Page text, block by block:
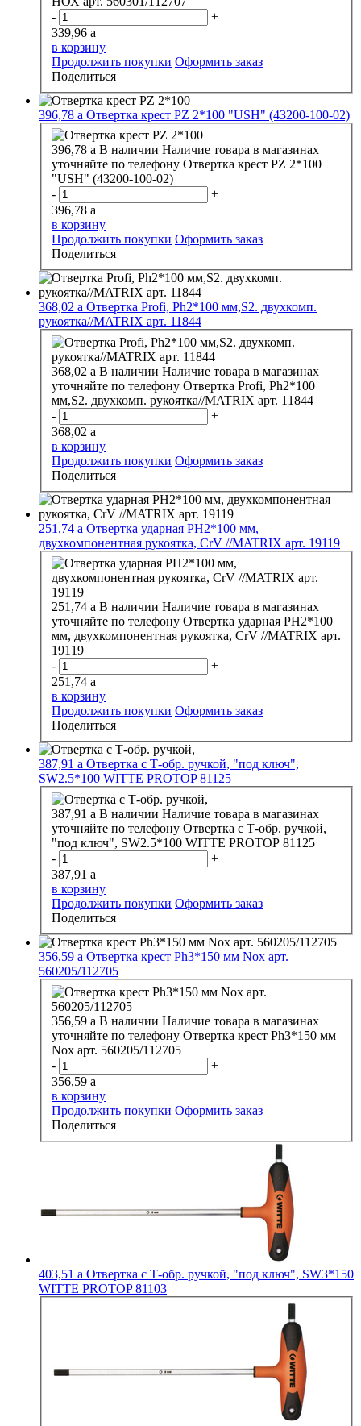
-
+
339,96 a
в корзину
Продолжить покупки Оформить заказ
Поделиться
396,78 a Отвертка крест РZ 2*100 "USH" (43200-100-02)
396,78 a В наличии Наличие товара в магазинах
уточняйте по телефону Отвертка крест РZ 2*100
"USH" (43200-100-02)
-
+
396,78 a
в корзину
Продолжить покупки Оформить заказ
Поделиться
368,02 a Отвертка Profi, Ph2*100 мм,S2. двухкомп.
рукоятка//MATRIX арт. 11844
368,02 a В наличии Наличие товара в магазинах
уточняйте по телефону Отвертка Profi, Ph2*100
мм,S2. двухкомп. рукоятка//MATRIX арт. 11844
-
+
368,02 a
в корзину
Продолжить покупки Оформить заказ
Поделиться
251,74 a Отвертка ударная PH2*100 мм,
двухкомпонентная рукоятка, CrV //MATRIX арт. 19119
251,74 a В наличии Наличие товара в магазинах
уточняйте по телефону Отвертка ударная PH2*100
мм, двухкомпонентная рукоятка, CrV //MATRIX арт.
19119
-
+
251,74 a
в корзину
Продолжить покупки Оформить заказ
Поделиться
387,91 a Отвертка с Т-обр. ручкой, "под ключ",
SW2.5*100 WITTE PROTOP 81125
387,91 a В наличии Наличие товара в магазинах
уточняйте по телефону Отвертка с Т-обр. ручкой,
"под ключ", SW2.5*100 WITTE PROTOP 81125
-
+
387,91 a
в корзину
Продолжить покупки Оформить заказ
Поделиться
356,59 a Отвертка крест Рh3*150 мм Nox арт.
560205/112705
356,59 a В наличии Наличие товара в магазинах
уточняйте по телефону Отвертка крест Рh3*150 мм
Nox арт. 560205/112705
-
+
356,59 a
в корзину
Продолжить покупки Оформить заказ
Поделиться
403,51 a Отвертка с Т-обр. ручкой, "под ключ", SW3*150
WITTE PROTOP 81103